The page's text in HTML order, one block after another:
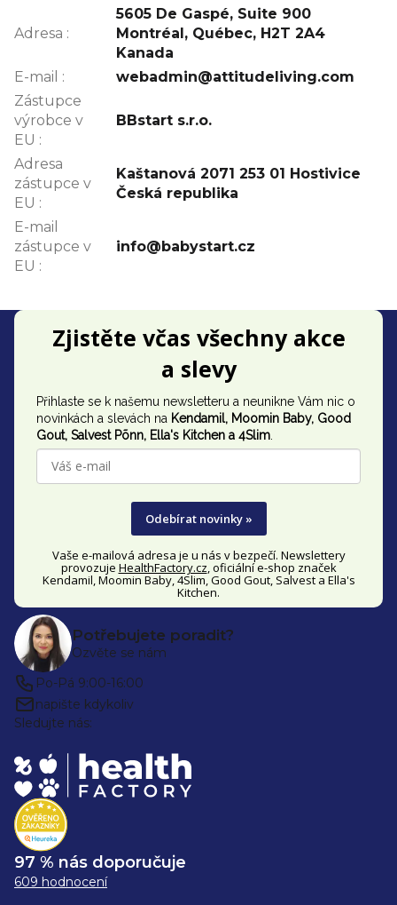
Adresa :
5605 De Gaspé, Suite 900
Montréal, Québec, H2T 2A4
Kanada
E-mail :
webadmin@attitudeliving.com
Zástupce
výrobce v
EU :
BBstart s.r.o.
Adresa
zástupce v
EU :
Kaštanová 2071 253 01 Hostivice
Česká republika
E-mail
zástupce v
EU :
info@babystart.cz
Z
Zjistěte včas všechny akce
a slevy
Přihlaste se k našemu newsletteru a neunikne Vám nic o
novinkách a slevách na Kendamil, Moomin Baby, Good
Gout, Salvest Põnn, Ella's Kitchen a 4Slim.
Odebírat novinky »
Vaše e-mailová adresa je u nás v bezpečí. Newslettery
provozuje HealthFactory.cz, oficiálníe-shop značek
Kendamil, Moomin Baby, 4Slim, Good Gout, Salvest a Ella's
Kitchen.
Potřebujete poradit?
Ozvěte se nám
Po-Pá 9:00-16:00
napište kdykoliv
Sledujte nás:
97 % nás doporučuje
609 hodnocení